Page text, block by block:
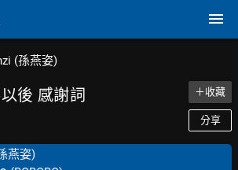
(孫燕姿)
後 感謝詞 ＋收藏
分享
燕姿)